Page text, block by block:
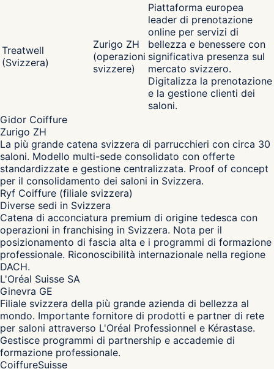
Treatwell
(Svizzera)
Zurigo ZH
(operazioni
svizzere)
Piattaforma europea
leader di prenotazione
online per servizi di
bellezza e benessere con
significativa presenza sul
mercato svizzero.
Digitalizza la prenotazione
e la gestione clienti dei
saloni.
Gidor Coiffure
Zurigo ZH
La più grande catena svizzera di parrucchieri con circa 30
saloni. Modello multi-sede consolidato con offerte
standardizzate e gestione centralizzata. Proof of concept
per il consolidamento dei saloni in Svizzera.
Ryf Coiffure (filiale svizzera)
Diverse sedi in Svizzera
Catena di acconciatura premium di origine tedesca con
operazioni in franchising in Svizzera. Nota per il
posizionamento di fascia alta e i programmi di formazione
professionale. Riconoscibilità internazionale nella regione
DACH.
L'Oréal Suisse SA
Ginevra GE
Filiale svizzera della più grande azienda di bellezza al
mondo. Importante fornitore di prodotti e partner di rete
per saloni attraverso L'Oréal Professionnel e Kérastase.
Gestisce programmi di partnership e accademie di
formazione professionale.
CoiffureSuisse